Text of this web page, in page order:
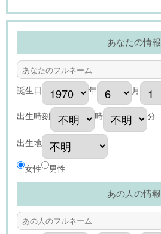
あなたの情報
誕生日 年 月
出生時刻 時 分
出生地
女性 男性
あの人の情報